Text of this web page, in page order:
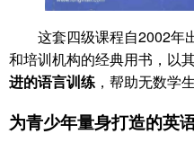
这套四级课程自2002年
和培训机构的经典用书，以
进的语言训练 ，帮助无数学
为青少年量身打造的英